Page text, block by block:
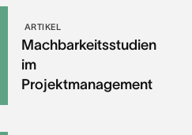
ARTIKEL
Machbarkeitsstudien
im
Projektmanagement